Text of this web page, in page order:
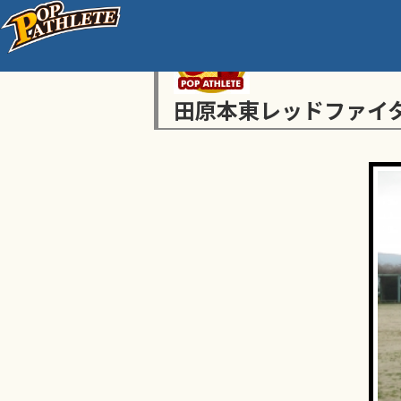
田原本東レッドファイ